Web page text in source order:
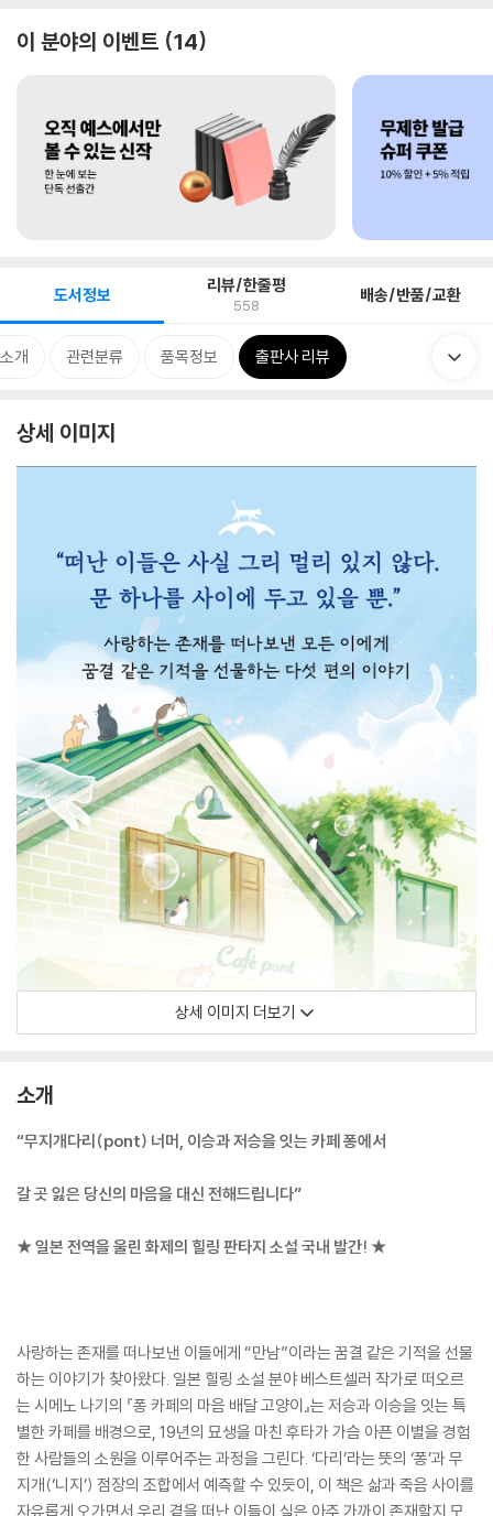
이 분야의 이벤트 14
도서정보 리뷰/한줄평
558 배송/반품/교환
개 관련분류 품목정보 출판사 리뷰
상세 이미지
상세 이미지 더보기
소개
“무지개다리(pont) 너머, 이승과 저승을 잇는 카페 퐁에서
갈 곳 잃은 당신의 마음을 대신 전해드립니다”
★ 일본 전역을 울린 화제의 힐링 판타지 소설 국내 발간! ★
사랑하는 존재를 떠나보낸 이들에게 “만남”이라는 꿈결 같은 기적을 선물
하는 이야기가 찾아왔다. 일본 힐링 소설 분야 베스트셀러 작가로 떠오르
는 시메노 나기의 『퐁 카페의 마음 배달 고양이』는 저승과 이승을 잇는 특
별한 카페를 배경으로, 19년의 묘생을 마친 후타가 가슴 아픈 이별을 경험
한 사람들의 소원을 이루어주는 과정을 그린다. ‘다리’라는 뜻의 ‘퐁’과 무
지개(‘니지’) 점장의 조합에서 예측할 수 있듯이, 이 책은 삶과 죽음 사이를
자유롭게 오가면서 우리 곁을 떠난 이들이 실은 아주 가까이 존재할지 모